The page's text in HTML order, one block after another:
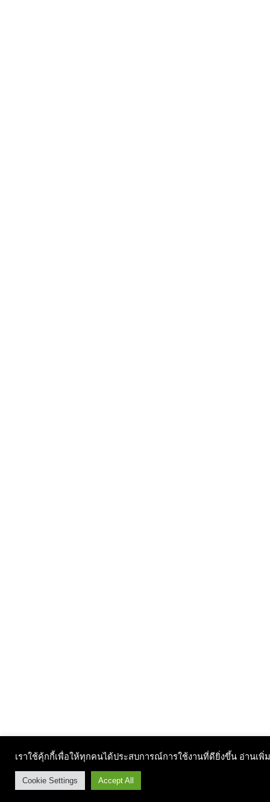
เราใช้คุ้กกี้เพื่อให้ทุกคนได้ประสบการณ์การใช้งานที่ดียิ่งขึ้น อ่านเพิ่
Cookie Settings Accept All